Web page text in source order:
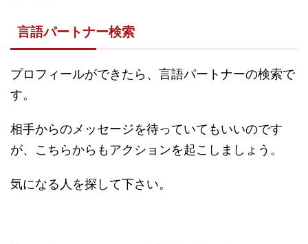
言語パートナー検索
プロフィールができたら、言語パートナーの検索で
す。
相手からのメッセージを待っていてもいいのです
が、こちらからもアクションを起こしましょう。
気になる人を探して下さい。